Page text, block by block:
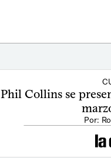
Phil Collins se
Por: